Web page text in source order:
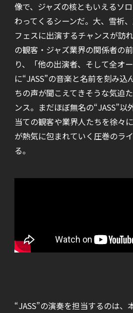
像で、ジャズの核ともいえるソ
わってくるシーンだ。大、雪祈
フェスに出演するチャンスが訪
の観客・ジャズ業界の関係者の
り、「他の出演者、そして全オ
に“JASS”の音楽と名前を刻み込
ちの声が聞こえてきそうな気迫
ンス。まだほぼ無名の“JASS”以
当ての観客や業界人たちを徐々
が熱気に包まれていく圧巻のラ
る。
“JASS”の演奏を担当するのは、